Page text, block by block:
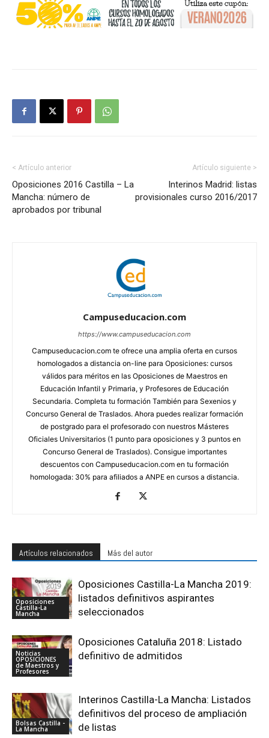
< Artículo anterior
Oposiciones 2016 Castilla – La
Mancha: número de
aprobados por tribunal
Artículo siguiente >
Interinos Madrid: listas
provisionales curso 2016/2017
Campuseducacion.com
https://www.campuseducacion.com
Campuseducacion.com te ofrece una amplia oferta en cursos
homologados a distancia on-line para Oposiciones: cursos
válidos para méritos en las Oposiciones de Maestros en
Educación Infantil y Primaria, y Profesores de Educación
Secundaria. Completa tu formación También para Sexenios y
Concurso General de Traslados. Ahora puedes realizar formación
de postgrado para el profesorado con nuestros Másteres
Oficiales Universitarios (1 punto para oposiciones y 3 puntos en
Concurso General de Traslados). Consigue importantes
descuentos con Campuseducacion.com en tu formación
homologada: 30% para afiliados a ANPE en cursos a distancia.
Artículos relacionados Más del autor
Oposiciones
Castilla-La
Mancha
Oposiciones Castilla-La Mancha 2019:
listados definitivos aspirantes
seleccionados
Noticias
OPOSICIONES
de Maestros y
Profesores
Oposiciones Cataluña 2018: Listado
definitivo de admitidos
Bolsas Castilla -
La Mancha
Interinos Castilla-La Mancha: Listados
definitivos del proceso de ampliación
de listas